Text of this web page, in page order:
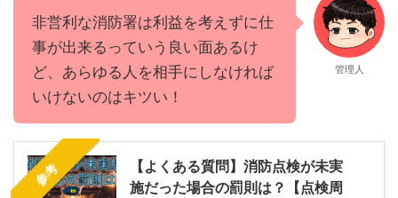
非営利な消防署は利益を考えずに仕
事が出来るっていう良い面あるけ
ど、あらゆる人を相手にしなければ
いけないのはキツい！
管理人
参考
【よくある質問】消防点検が未実
施だった場合の罰則は？【点検周